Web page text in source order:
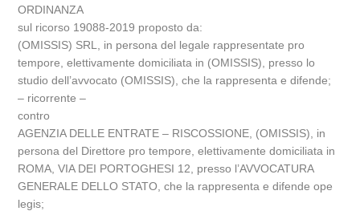
ORDINANZA
sul ricorso 19088-2019 proposto da:
(OMISSIS) SRL, in persona del legale rappresentate pro
tempore, elettivamente domiciliata in (OMISSIS), presso lo
studio dell’avvocato (OMISSIS), che la rappresenta e difende;
– ricorrente –
contro
AGENZIA DELLE ENTRATE – RISCOSSIONE, (OMISSIS), in
persona del Direttore pro tempore, elettivamente domiciliata in
ROMA, VIA DEI PORTOGHESI 12, presso l’AVVOCATURA
GENERALE DELLO STATO, che la rappresenta e difende ope
legis;